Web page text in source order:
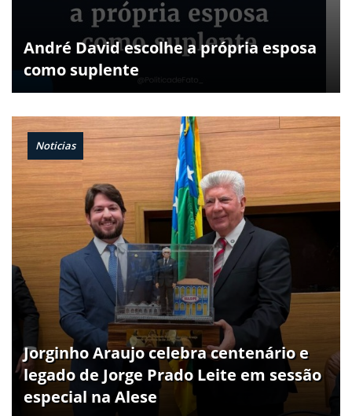
André David escolhe a própria esposa
como suplente
Noticias
Jorginho Araujo celebra centenário e
legado de Jorge Prado Leite em sessão
especial na Alese